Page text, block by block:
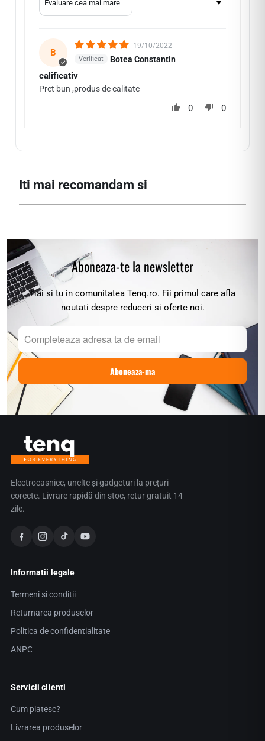
B
19/10/2022
Botea Constantin
calificativ
Pret bun ,produs de calitate
0 0
Iti mai recomandam si
Aboneaza-te la newsletter
Hai si tu in comunitatea Tenq.ro. Fii primul care afla
noutati despre reduceri si oferte noi.
Electrocasnice, unelte și gadgeturi la prețuri
corecte. Livrare rapidă din stoc, retur gratuit 14
zile.
Informatii legale
Termeni si conditii
Returnarea produselor
Politica de confidentialitate
ANPC
Servicii clienti
Cum platesc?
Livrarea produselor